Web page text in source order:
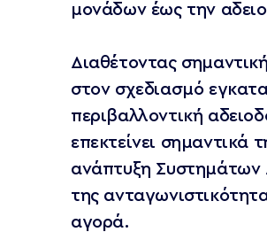
μονάδων έως την
Διαθέτοντας
στον σχεδιασμό
περιβαλλοντική
επεκτείνει σημαντικά
ανάπτυξη Συστημάτων
της
αγορά.